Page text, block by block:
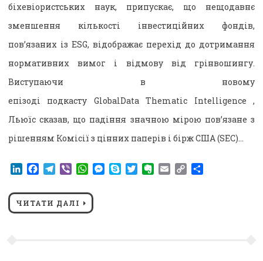
біхевіористських наук, припускає, що нещодавнє
зменшення кількості інвестиційних фондів,
пов’язаних із ESG, відображає перехід до дотримання
нормативних вимог і відмову від грінвошингу.
Виступаючи в новому
епізоді подкасту GlobalData Thematic Intelligence ,
Льюїс сказав, що падіння значною мірою пов’язане з
рішенням Комісії з цінних паперів і бірж США (SEC)…
LinkedIn
Facebook
Telegram
ViberWhatsApp
Messenger
SkypeTwitterEvernote
EmailCopy
ЧИТАТИ ДАЛІ